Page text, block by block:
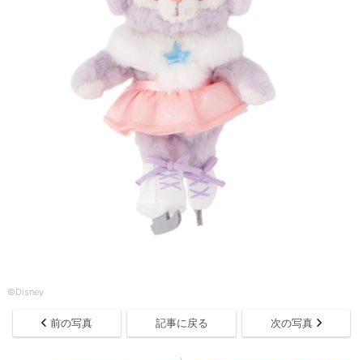
©Disney
前の写真 記事に戻る 次の写真